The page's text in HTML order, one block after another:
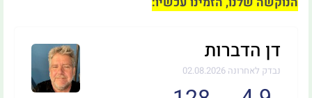
דן הדברות
נבדק לאחרונה 02.08.2026